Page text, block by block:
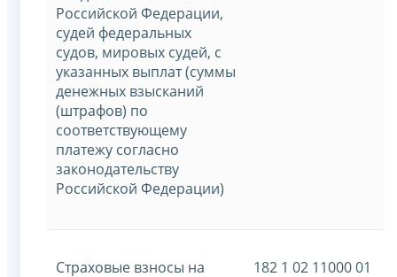
Российской Федерации,
судей федеральных
судов, мировых судей, с
указанных выплат (суммы
денежных взысканий
(штрафов) по
соответствующему
платежу согласно
законодательству
Российской Федерации)
Страховые взносы на
182 1 02 11000 01